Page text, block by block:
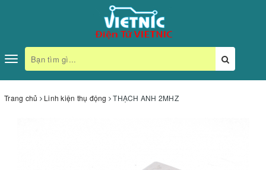
Toggle
navigation
Trang chủ Linh kiện thụ động THẠCH ANH 2MHZ